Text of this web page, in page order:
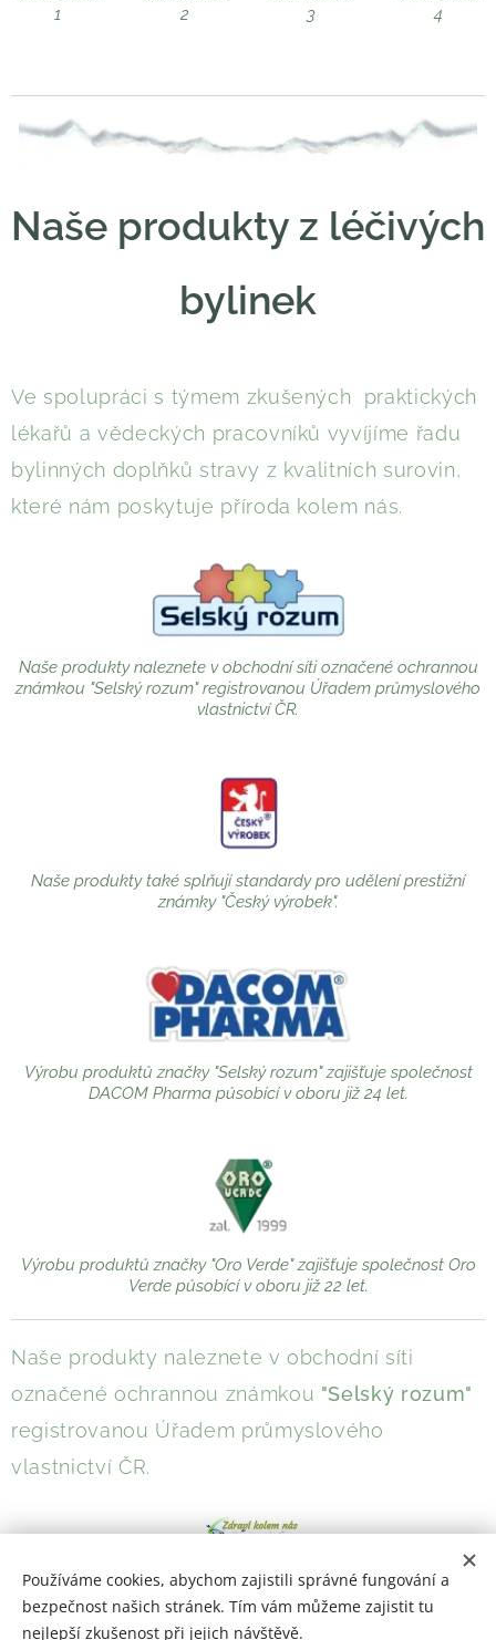
1
2
3
4
Naše produkty z léčivých
bylinek
Ve spolupráci s týmem zkušených praktických
lékařů a vědeckých pracovníků vyvíjíme řadu
bylinných doplňků stravy z kvalitních surovin,
které nám poskytuje příroda kolem nás.
Naše produkty naleznete v obchodní síti označené ochrannou
známkou "Selský rozum" registrovanou Úřadem průmyslového
vlastnictví ČR.
Naše produkty také splňují standardy pro udělení prestižní
známky "Český výrobek".
Výrobu produktů značky "Selský rozum" zajišťuje společnost
DACOM Pharma působící v oboru již 24 let.
Výrobu produktů značky "Oro Verde" zajišťuje společnost Oro
Verde působící v oboru již 22 let.
Naše produkty naleznete v obchodní síti
označené ochrannou známkou "Selský rozum"
registrovanou Úřadem průmyslového
vlastnictví ČR.
Používáme cookies, abychom zajistili správné fungování a
bezpečnost našich stránek. Tím vám můžeme zajistit tu
nejlepší zkušenost při jejich návštěvě.